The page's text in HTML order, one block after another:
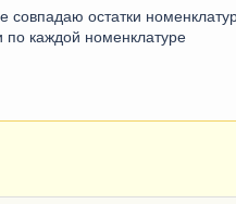
совпадаю остатки
по каждой номенклатуре